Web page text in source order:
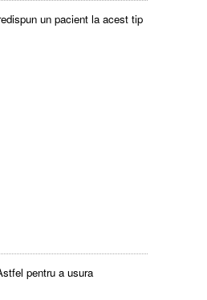
un pacient la acest tip
pentru a usura